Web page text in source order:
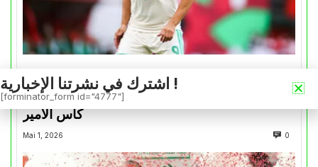
الخضر عبر القارات
بونجاح يسجل رغم هزيمة الشمال أمام السد في
كأس الأمير
Mai 1, 2026 0
اشترك في نشرتنا الإخبارية !
[forminator_form id="4777"]